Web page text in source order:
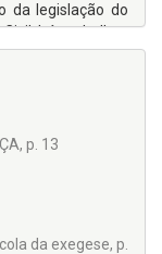
da legislação do
há trabalhos
processo
estudos sobre o
p. 13
da exegese, p.